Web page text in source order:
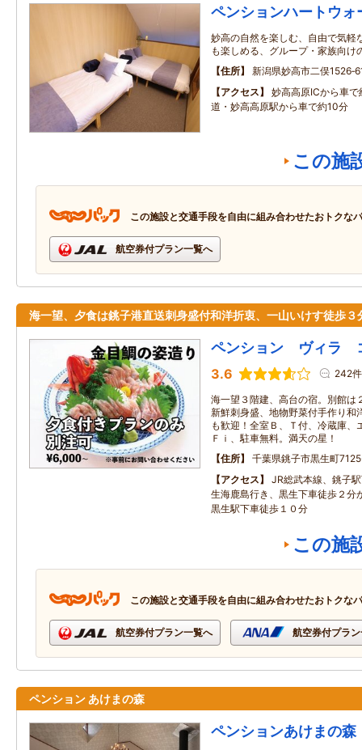
ペンションハートウォ
妙高の自然を楽しむ、自由で気軽
も楽しめる、グループ・家族向け
住所
新潟県妙高市二俣
アクセス
妙高高原ICから車
道・妙高高原駅から車で約10分
この施
この施設と交通手段を自由に組み合わせたおトクな
航空券付プラン一覧へ
海一望、夕食は銚子港直送刺身盛付和洋折衷、一山いけす徒歩３
ペンション ヴィラ
3.6 242件
海一望３階建、高台の宿。別館は
新鮮刺身盛、地物野菜付手作り和
も歓迎！全室Ｂ、Ｔ付、冷蔵庫、
Ｆｉ、駐車無料。満天の星！
住所
千葉県銚子市黒生町
アクセス
JR総武本線、銚子
生海鹿島行き、黒生下車徒歩２分
黒生駅下車徒歩１０分
この施
この施設と交通手段を自由に組み合わせたおトクな
航空券付プラン一覧へ 航空券付プラ
ペンション あけまの森
ペンションあけまの森